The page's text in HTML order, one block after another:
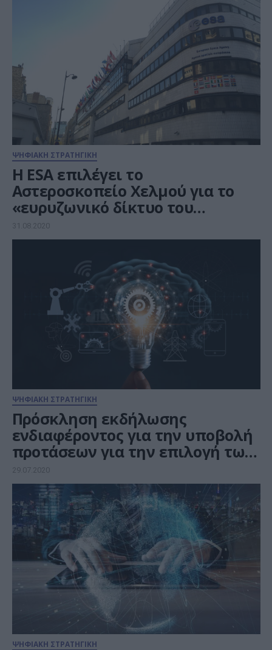
ΨΗΦΙΑΚΗ ΣΤΡΑΤΗΓΙΚΗ
H ESA επιλέγει το
Αστεροσκοπείο Χελμού για το
«ευρυζωνικό δίκτυο του
Διαστήματος»
31.08.2020
ΨΗΦΙΑΚΗ ΣΤΡΑΤΗΓΙΚΗ
Πρόσκληση εκδήλωσης
ενδιαφέροντος για την υποβολή
προτάσεων για την επιλογή των
Ευρωπαϊκών Κόμβων Ψηφιακής
Καινοτομίας
29.07.2020
ΨΗΦΙΑΚΗ ΣΤΡΑΤΗΓΙΚΗ